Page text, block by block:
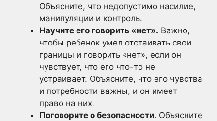
Объясните, что недопустимо насилие,
манипуляции и контроль.
Научите его говорить «нет». Важно,
чтобы ребенок умел отстаивать свои
границы и говорить «нет», если он
чувствует, что его что-то не
устраивает. Объясните, что его чувства
и потребности важны, и он имеет
право на них.
Поговорите о безопасности. Объясните